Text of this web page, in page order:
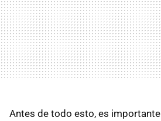
Antes de todo esto, es importante